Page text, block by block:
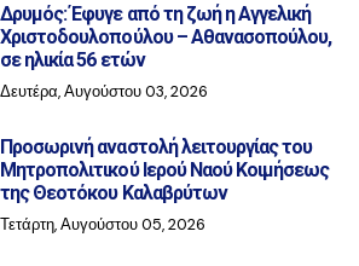
Δρυμός: Έφυγε από τη ζωή η Αγγελική
Χριστοδουλοπούλου – Αθανασοπούλου,
σε ηλικία 56 ετών
Δευτέρα, Αυγούστου 03, 2026
Προσωρινή αναστολή λειτουργίας του
Μητροπολιτικού Ιερού Ναού Κοιμήσεως
της Θεοτόκου Καλαβρύτων
Τετάρτη, Αυγούστου 05, 2026